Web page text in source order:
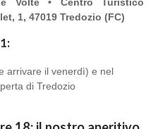
Volte • Centro Turistico
1, 47019 Tredozio (FC)
arrivare il venerdì) e nel
di Tredozio